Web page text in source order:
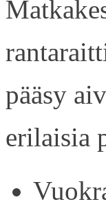
pääsy
erilaisia